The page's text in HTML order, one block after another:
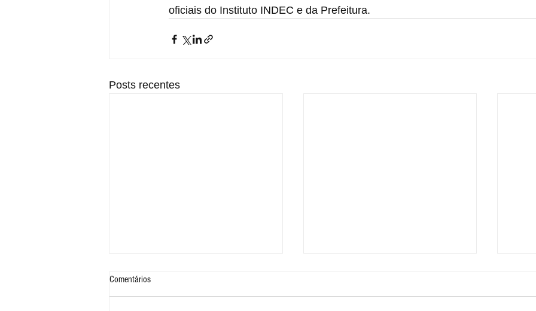
oficiais do Instituto INDEC e da Prefeitura.
Posts recentes
Comentários